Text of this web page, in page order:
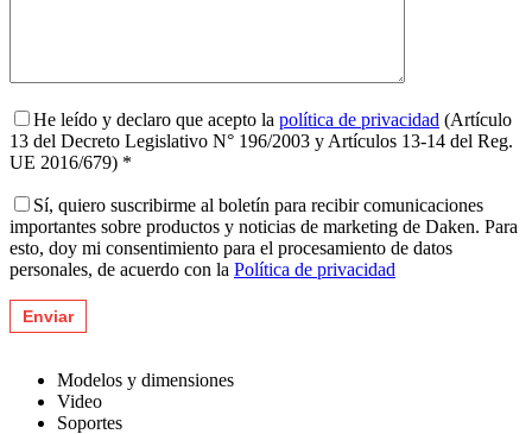
He leído y declaro que acepto la política de privacidad (Artículo
13 del Decreto Legislativo N° 196/2003 y Artículos 13-14 del Reg.
UE 2016/679) *
Sí, quiero suscribirme al boletín para recibir comunicaciones
importantes sobre productos y noticias de marketing de Daken. Para
esto, doy mi consentimiento para el procesamiento de datos
personales, de acuerdo con la Política de privacidad
Modelos y dimensiones
Video
Soportes